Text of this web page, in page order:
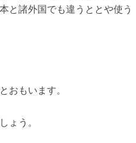
と諸外国でも違うととや使う
おもいます。
ょう。